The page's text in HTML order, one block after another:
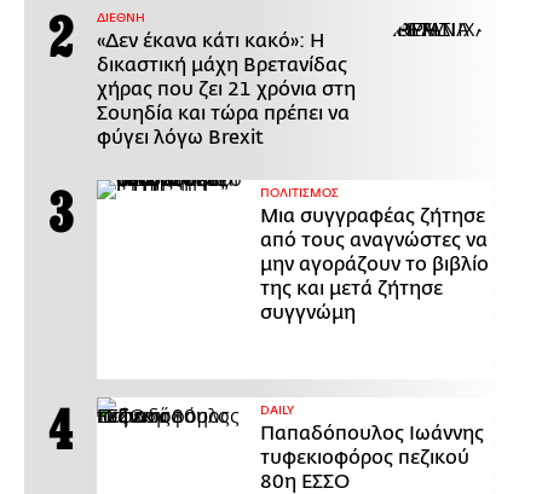
ΔΙΕΘΝΗ
«Δεν έκανα κάτι κακό»: Η
δικαστική μάχη Βρετανίδας
χήρας που ζει 21 χρόνια στη
Σουηδία και τώρα πρέπει να
φύγει λόγω Brexit
ΠΟΛΙΤΙΣΜΟΣ
Μια συγγραφέας ζήτησε
από τους αναγνώστες να
μην αγοράζουν το βιβλίο
της και μετά ζήτησε
συγγνώμη
DAILY
Παπαδόπουλος Ιωάννης
τυφεκιοφόρος πεζικού
80η ΕΣΣΟ